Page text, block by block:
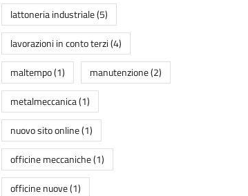
lattoneria industriale(5)
lavorazioni in conto terzi(4)
maltempo(1) manutenzione(2)
metalmeccanica(1)
nuovo sito online(1)
officine meccaniche(1)
officine nuove(1)